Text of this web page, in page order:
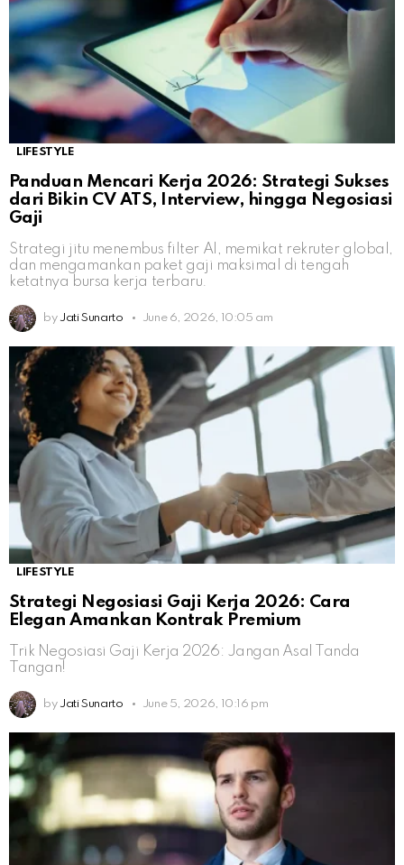
LIFESTYLE
Panduan Mencari Kerja 2026: Strategi Sukses
dari Bikin CV ATS, Interview, hingga Negosiasi
Gaji
Strategi jitu menembus filter AI, memikat rekruter global,
dan mengamankan paket gaji maksimal di tengah
ketatnya bursa kerja terbaru.
by Jati Sunarto June 6, 2026, 10:05 am
LIFESTYLE
Strategi Negosiasi Gaji Kerja 2026: Cara
Elegan Amankan Kontrak Premium
Trik Negosiasi Gaji Kerja 2026: Jangan Asal Tanda
Tangan!
by Jati Sunarto June 5, 2026, 10:16 pm